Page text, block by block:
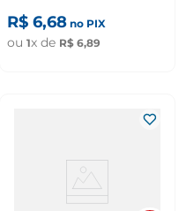
R$ 6,68 no PIX
ou 1x de R$ 6,89